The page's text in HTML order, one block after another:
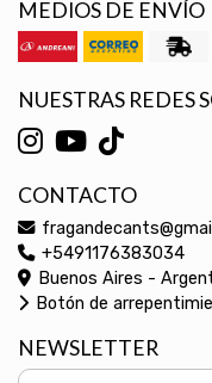
MEDIOS DE ENVÍO
NUESTRAS REDES
CONTACTO
+5491176383034
Buenos Aires -
Botón de
NEWSLETTER